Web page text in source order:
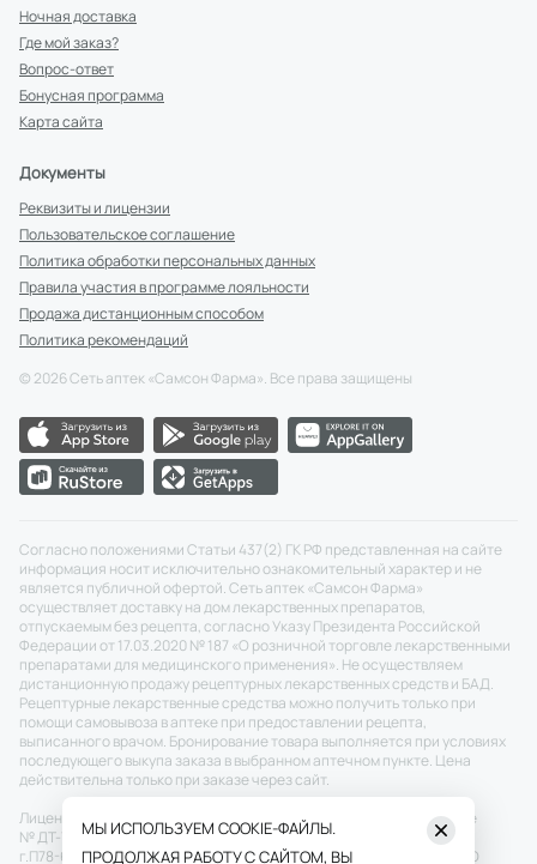
Ночная доставка
Где мой заказ?
Вопрос-ответ
Бонусная программа
Карта сайта
Документы
Реквизиты и лицензии
Пользовательское соглашение
Политика обработки персональных данных
Правила участия в программе лояльности
Продажа дистанционным способом
Политика рекомендаций
© 2026Сеть аптек «Самсон Фарма». Все права защищены
Согласно положениями Статьи 437(2) ГК РФ представленная на сайте
информация носит исключительно ознакомительный характер и не
является публичной офертой. Сеть аптек «Самсон Фарма»
осуществляет доставку на дом лекарственных препаратов,
отпускаемым без рецепта, согласно Указу Президента Российской
Федерации от 17.03.2020 № 187 «О розничной торговле лекарственными
препаратами для медицинского применения». Не осуществляем
дистанционную продажу рецептурных лекарственных средств и БАД.
Рецептурные лекарственные средства можно получить только при
помощи самовывоза в аптеке при предоставлении рецепта,
выписанного врачом. Бронирование товара выполняется при условиях
последующего выкупа заказа в выбранном аптечном пункте. Цена
действительна только при заказе через сайт.
Лицензия №: ЛО-77-02-011343 от 22.12.2020 г.
Разрешение
№ ДТ-77-000464 от 27.12.2021 г.СкачатьП50-673/20 от 26.05.2020
г.П78-696/20 от 29.05.2020 г. ПП № 697 от 16.05.2020 г. ООО
МЫ ИСПОЛЬЗУЕМ COOKIE-ФАЙЛЫ.
ПРОДОЛЖАЯ РАБОТУ С САЙТОМ, ВЫ